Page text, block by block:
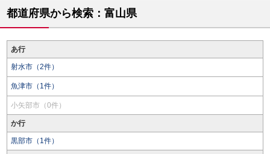
都道府県から検索：富山県
あ行
射水市（2件）
魚津市（1件）
小矢部市（0件）
か行
黒部市（1件）